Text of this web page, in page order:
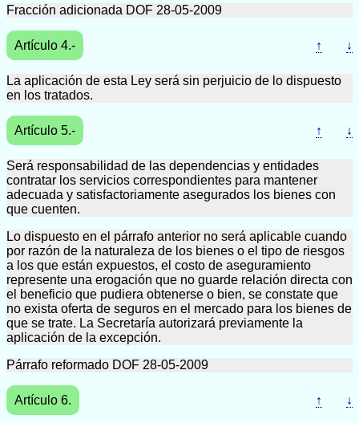
Fracción adicionada DOF 28-05-2009
Artículo 4.- ↑ ↓
La aplicación de esta Ley será sin perjuicio de lo dispuesto
en los tratados.
Artículo 5.- ↑ ↓
Será responsabilidad de las dependencias y entidades
contratar los servicios correspondientes para mantener
adecuada y satisfactoriamente asegurados los bienes con
que cuenten.
Lo dispuesto en el párrafo anterior no será aplicable cuando
por razón de la naturaleza de los bienes o el tipo de riesgos
a los que están expuestos, el costo de aseguramiento
represente una erogación que no guarde relación directa con
el beneficio que pudiera obtenerse o bien, se constate que
no exista oferta de seguros en el mercado para los bienes de
que se trate. La Secretaría autorizará previamente la
aplicación de la excepción.
Párrafo reformado DOF 28-05-2009
Artículo 6. ↑ ↓